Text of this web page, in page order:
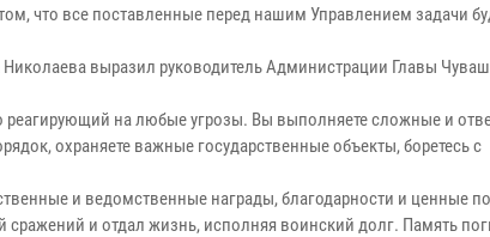
что все поставленные перед нашим Управлением задачи
выразил руководитель Администрации Главы
на любые угрозы. Вы выполняете сложные и
охраняете важные государственные объекты, боретесь с
и ведомственные награды, благодарности и ценные
сражений и отдал жизнь, исполняя воинский долг. Память